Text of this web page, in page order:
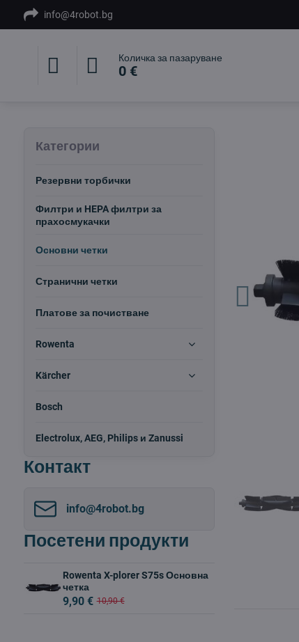
info@4robot.bg
Количка за пазаруване
0 €
Категории
Резервни торбички
Филтри и HEPA филтри за
прахосмукачки
Основни четки
Странични четки
Платове за почистване
Rowenta
Kärcher
Bosch
Electrolux, AEG, Philips и Zanussi
Контакт
info​@4robot​.bg
Посетени продукти
Rowenta X-plorer S75s Основна
четка
9,90 € 10,90 €